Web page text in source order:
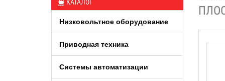
КАТАЛОГ
Низковольтное оборудование
Приводная техника
Системы автоматизации